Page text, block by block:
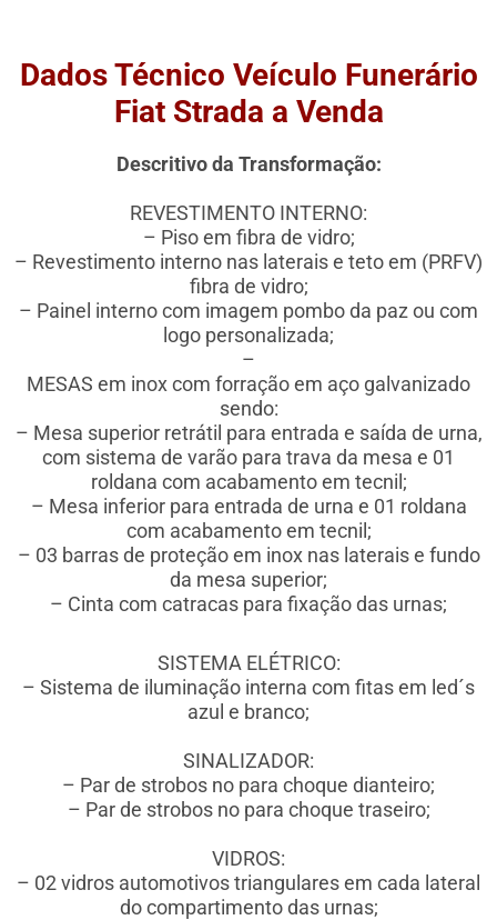
Dados Técnico Veículo Funerário
Fiat Strada a Venda
Descritivo da Transformação:
REVESTIMENTO INTERNO:
– Piso em fibra de vidro;
– Revestimento interno nas laterais e teto em (PRFV)
fibra de vidro;
– Painel interno com imagem pombo da paz ou com
logo personalizada;
–
MESAS em inox com forração em aço galvanizado
sendo:
– Mesa superior retrátil para entrada e saída de urna,
com sistema de varão para trava da mesa e 01
roldana com acabamento em tecnil;
– Mesa inferior para entrada de urna e 01 roldana
com acabamento em tecnil;
– 03 barras de proteção em inox nas laterais e fundo
da mesa superior;
– Cinta com catracas para fixação das urnas;
SISTEMA ELÉTRICO:
– Sistema de iluminação interna com fitas em led´s
azul e branco;
SINALIZADOR:
– Par de strobos no para choque dianteiro;
– Par de strobos no para choque traseiro;
VIDROS:
– 02 vidros automotivos triangularesem cada lateral
do compartimento das urnas;